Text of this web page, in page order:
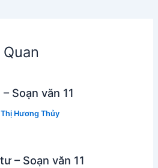
Soạn văn 11
Hương Thủy
– Soạn văn 11